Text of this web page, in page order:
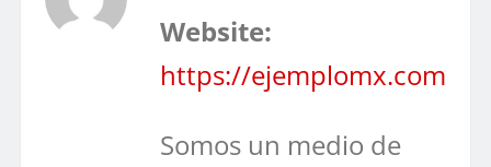
Website:
https://ejemplomx.com
Somos un medio de